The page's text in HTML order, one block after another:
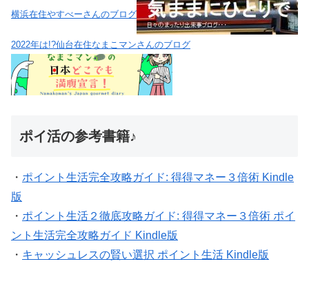
横浜在住やすべーさんのブログ
2022年は!?仙台在住なまこマンさんのブログ
ポイ活の参考書籍♪
・ ポイント生活完全攻略ガイド: 得得マネー３倍術 Kindle
版
・ ポイント生活２徹底攻略ガイド: 得得マネー３倍術 ポイ
ント生活完全攻略ガイド Kindle版
・ キャッシュレスの賢い選択 ポイント生活 Kindle版